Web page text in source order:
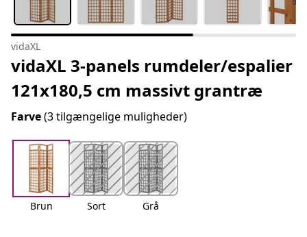
vidaXL
vidaXL 3-panels rumdeler/espalier
121x180,5 cm massivt grantræ
Farve(3 tilgængelige muligheder)
Brun Sort Grå